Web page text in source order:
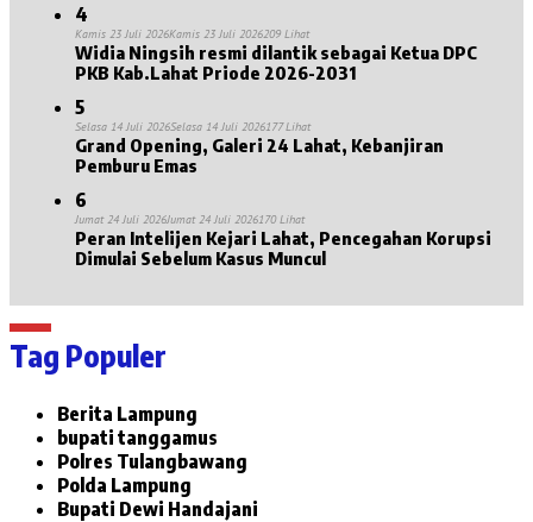
4
Kamis 23 Juli 2026Kamis 23 Juli 2026209 Lihat
Widia Ningsih resmi dilantik sebagai Ketua DPC
PKB Kab.Lahat Priode 2026-2031
5
Selasa 14 Juli 2026Selasa 14 Juli 2026177 Lihat
Grand Opening, Galeri 24 Lahat, Kebanjiran
Pemburu Emas
6
Jumat 24 Juli 2026Jumat 24 Juli 2026170 Lihat
Peran Intelijen Kejari Lahat, Pencegahan Korupsi
Dimulai Sebelum Kasus Muncul
Tag Populer
Berita Lampung
bupati tanggamus
Polres Tulangbawang
Polda Lampung
Bupati Dewi Handajani